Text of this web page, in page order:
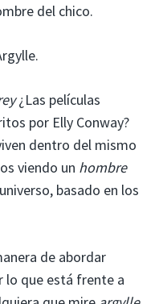
del chico.
¿Las películas
por Elly Conway?
dentro del mismo
viendo un hombre
basado en los
de abordar
lo que está frente a